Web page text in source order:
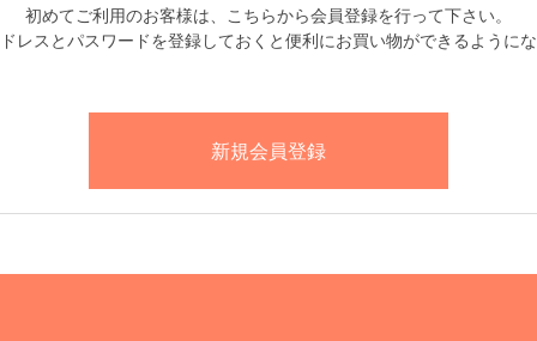
初めてご利用のお客様は、こちらから会員登録を行って下さい。
レスとパスワードを登録しておくと便利にお買い物ができるように